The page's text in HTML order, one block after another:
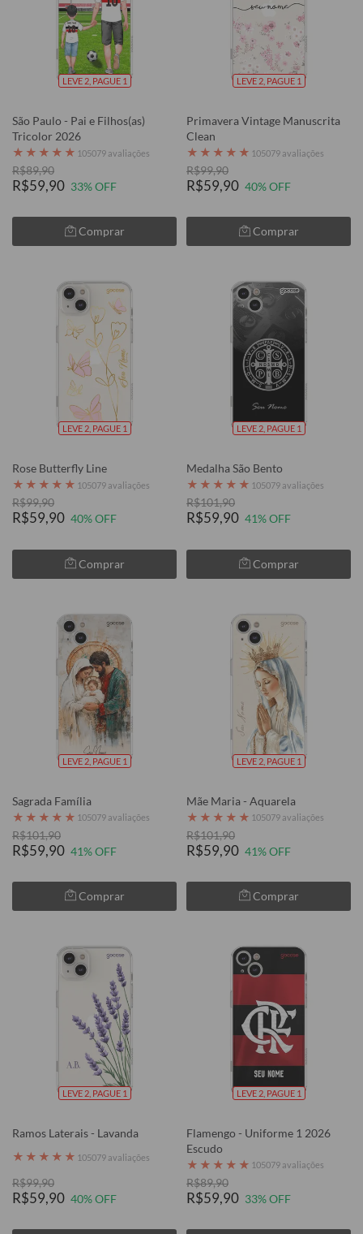
LEVE 2, PAGUE 1
São Paulo - Pai e Filhos(as)
Tricolor 2026
★ ★ ★ ★ ★ 105079 avaliações
R$89,90
R$59,90 33% OFF
Comprar
LEVE 2, PAGUE 1
Primavera Vintage Manuscrita
Clean
★ ★ ★ ★ ★ 105079 avaliações
R$99,90
R$59,90 40% OFF
Comprar
LEVE 2, PAGUE 1
Rose Butterfly Line
★ ★ ★ ★ ★ 105079 avaliações
R$99,90
R$59,90 40% OFF
Comprar
LEVE 2, PAGUE 1
Medalha São Bento
★ ★ ★ ★ ★ 105079 avaliações
R$101,90
R$59,90 41% OFF
Comprar
LEVE 2, PAGUE 1
Sagrada Família
★ ★ ★ ★ ★ 105079 avaliações
R$101,90
R$59,90 41% OFF
Comprar
LEVE 2, PAGUE 1
Mãe Maria - Aquarela
★ ★ ★ ★ ★ 105079 avaliações
R$101,90
R$59,90 41% OFF
Comprar
LEVE 2, PAGUE 1
Ramos Laterais - Lavanda
★ ★ ★ ★ ★ 105079 avaliações
R$99,90
R$59,90 40% OFF
LEVE 2, PAGUE 1
Flamengo - Uniforme 1 2026
Escudo
★ ★ ★ ★ ★ 105079 avaliações
R$89,90
R$59,90 33% OFF